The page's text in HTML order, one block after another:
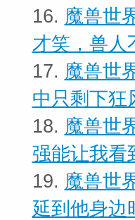
16. 魔兽世
才笑，兽人
17. 魔兽世
中只剩下狂
18. 魔兽世
强能让我看
19. 魔兽世
延到他身边